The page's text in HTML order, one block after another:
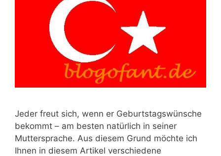
Jeder freut sich, wenn er Geburtstagswünsche
bekommt – am besten natürlich in seiner
Muttersprache. Aus diesem Grund möchte ich
Ihnen in diesem Artikel verschiedene